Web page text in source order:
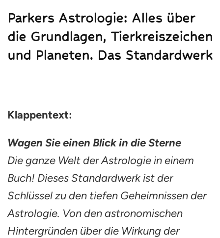
Parkers Astrologie: Alles über
die Grundlagen, Tierkreiszeichen
und Planeten. Das Standardwerk
Klappentext:
Wagen Sie einen Blick in die Sterne
Die ganze Welt der Astrologie in einem
Buch! Dieses Standardwerk ist der
Schlüssel zu den tiefen Geheimnissen der
Astrologie. Von den astronomischen
Hintergründen über die Wirkung der